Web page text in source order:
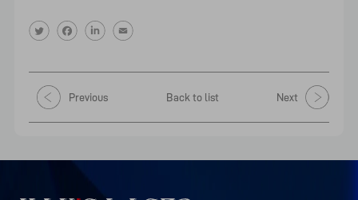
Previous Back to list Next